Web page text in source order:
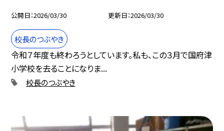
公開日 2026/03/30 更新日 2026/03/30
校長のつぶやき
令和７年度も終わろうとしています。私も、この３月で国府津
小学校を去ることになりま...
校長のつぶやき